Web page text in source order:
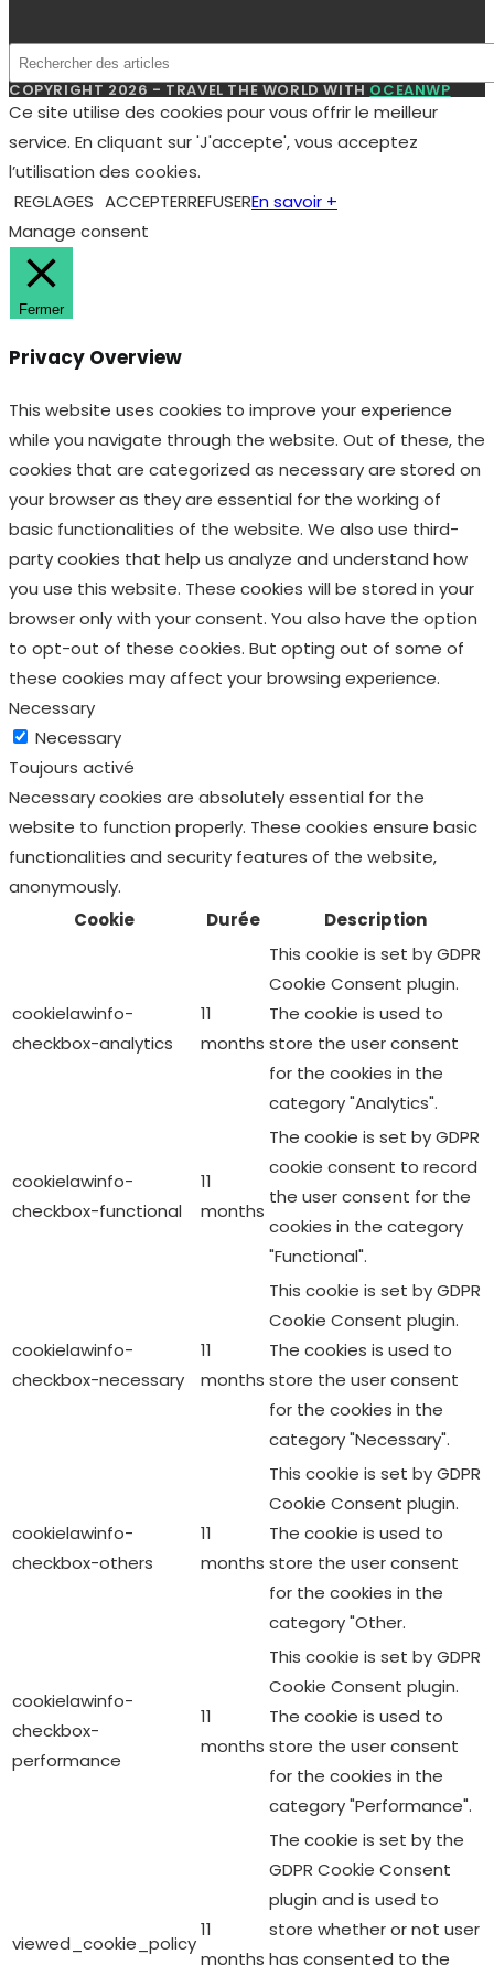
COPYRIGHT 2026 - TRAVEL THE WORLD WITHOCEANWP
Ce site utilise des cookies pour vous offrir le meilleur
service. En cliquant sur 'J'accepte', vous acceptez
l’utilisation des cookies.
REGLAGES ACCEPTERREFUSEREn savoir +
Manage consent
Fermer
Privacy Overview
This website uses cookies to improve your experience
while you navigate through the website. Out of these, the
cookies that are categorized as necessary are stored on
your browser as they are essential for the working of
basic functionalities of the website. We also use third-
party cookies that help us analyze and understand how
you use this website. These cookies will be stored in your
browser only with your consent. You also have the option
to opt-out of these cookies. But opting out of some of
these cookies may affect your browsing experience.
Necessary
Necessary
Toujours activé
Necessary cookies are absolutely essential for the
website to function properly. These cookies ensure basic
functionalities and security features of the website,
anonymously.
Cookie
Durée Description
cookielawinfo-
checkbox-analytics
11
months
This cookie is set by GDPR
Cookie Consent plugin.
The cookie is used to
store the user consent
for the cookies in the
category "Analytics".
cookielawinfo-
checkbox-functional
11
months
The cookie is set by GDPR
cookie consent to record
the user consent for the
cookies in the category
"Functional".
cookielawinfo-
checkbox-necessary
11
months
This cookie is set by GDPR
Cookie Consent plugin.
The cookies is used to
store the user consent
for the cookies in the
category "Necessary".
cookielawinfo-
checkbox-others
11
months
This cookie is set by GDPR
Cookie Consent plugin.
The cookie is used to
store the user consent
for the cookies in the
category "Other.
cookielawinfo-
checkbox-
performance
11
months
This cookie is set by GDPR
Cookie Consent plugin.
The cookie is used to
store the user consent
for the cookies in the
category "Performance".
viewed_cookie_policy
11
months
The cookie is set by the
GDPR Cookie Consent
plugin and is used to
store whether or not user
has consented to the